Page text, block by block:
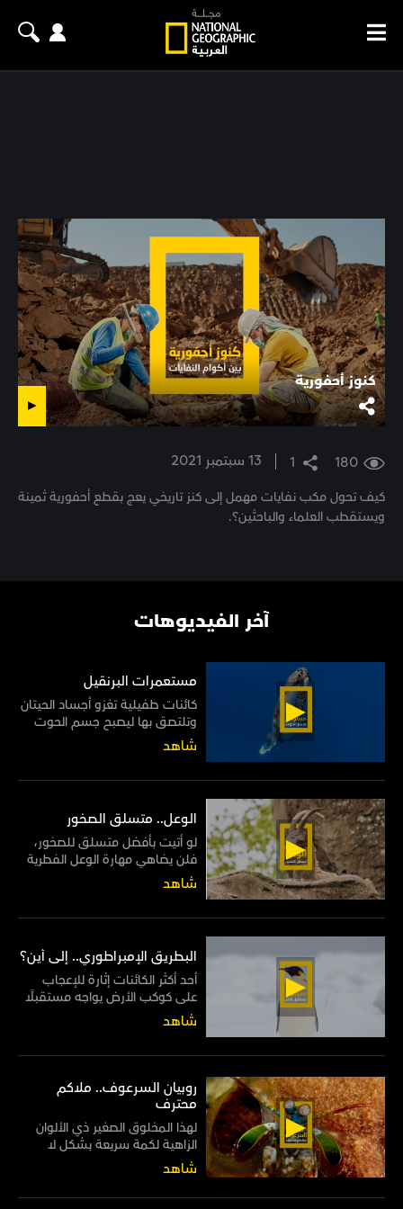
كنوز أحفورية
180
1 13 سبتمبر 2021
كيف تحول مكب نفايات مهمل إلى كنز تاريخي يعج بقطع أحفورية ثمينة
ويستقطب العلماء والباحثين؟.
آخر الفيديوهات
مستعمرات البرنقيل
كائنات طفيلية تغزو أجساد الحيتان
وتلتصق بها ليصبح جسم الحوت
موطنًا لها مدى الحياة
شاهد
الوعل.. متسلق الصخور
لو أتيت بأفضل متسلق للصخور،
فلن يضاهي مهارة الوعل الفطرية
في السير على المنحدرات الصخرية
بكل سهولة وأريحية
شاهد
البطريق الإمبراطوري.. إلى أين؟
أحد أكثر الكائنات إثارة للإعجاب
على كوكب الأرض يواجه مستقبلًا
قاتمًا من صنيع البشر
شاهد
روبيان السرعوف.. ملاكم
محترف
لهذا المخلوق الصغير ذي الألوان
الزاهية لكمة سريعة بشكل لا
يصدق، إذ تفوق سرعتها رمشة
فيه الكفاية لقتل المخلوقات
شاهد